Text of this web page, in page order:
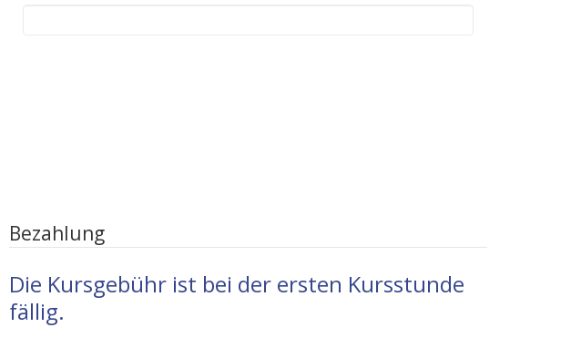
Bezahlung
Die Kursgebühr ist bei der ersten Kursstunde
fällig.